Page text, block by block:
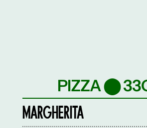
PIZZA ⬤
MARGHERITA